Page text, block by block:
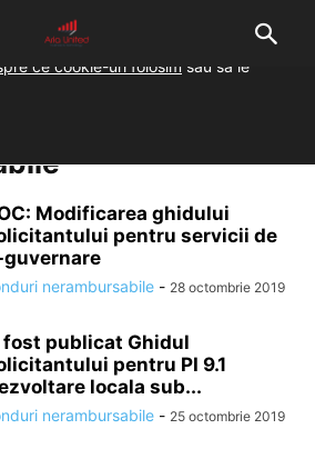
finantari nerambursabile
finantari
Modificarea ghidului
pentru servicii de
nerambursabile - 28 octombrie 2019
fost publicat Ghidul
pentru PI 9.1
locala sub...
nerambursabile - 25 octombrie 2019
a-ți oferi cea mai bună experiență pe
ce cookie-uri folosim sau să le